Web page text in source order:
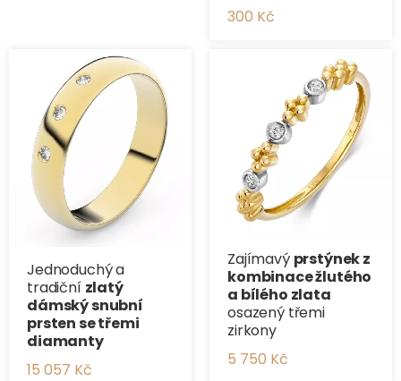
300 Kč
Jednoduchý a
tradiční ​ zlatý
dámský snubní
prsten se třemi
diamanty
15 057 Kč
Zajímavý prstýnek z
kombinace žlutého
a bílého zlata
osazený třemi
zirkony
5 750 Kč